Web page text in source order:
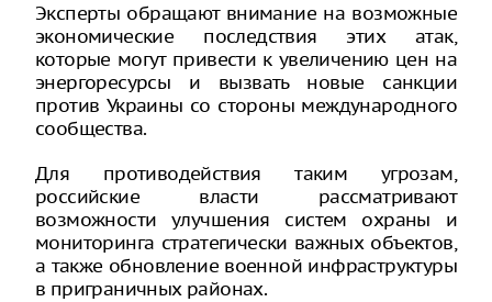
Эксперты обращают внимание на возможные
экономические последствия этих атак,
которые могут привести к увеличению цен на
энергоресурсы и вызвать новые санкции
против Украины со стороны международного
сообщества.
Для противодействия таким угрозам,
российские власти рассматривают
возможности улучшения систем охраны и
мониторинга стратегически важных объектов,
а также обновление военной инфраструктуры
в приграничных районах.